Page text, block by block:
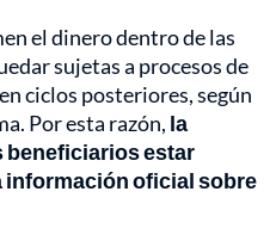
el dinero dentro de las
sujetas a procesos de
ciclos posteriores, según
Por esta razón, la
beneficiarios estar
información oficial sobre